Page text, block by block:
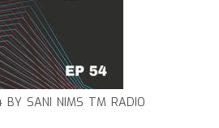
BY SANI NIMS TM RADIO